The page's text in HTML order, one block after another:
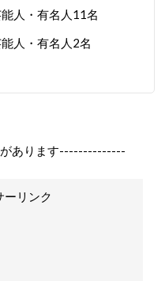
人・有名人11名
人・有名人2名
あります--------------
ーリンク